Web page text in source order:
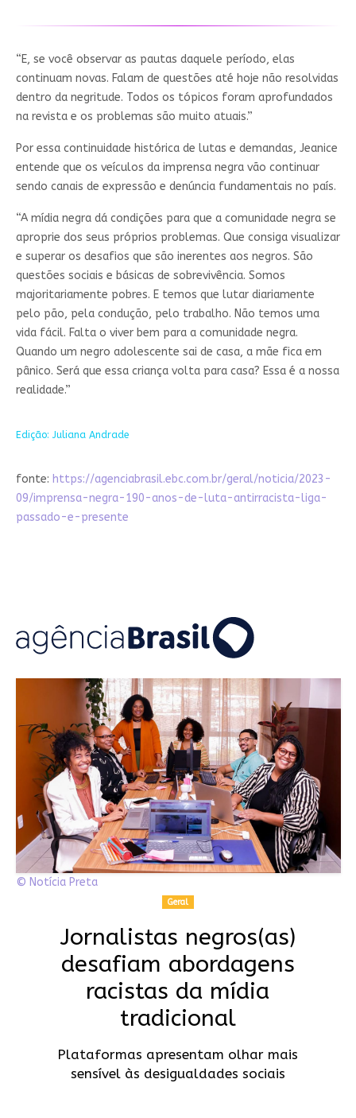
“E, se você observar as pautas daquele período, elas
continuam novas. Falam de questões até hoje não resolvidas
dentro da negritude. Todos os tópicos foram aprofundados
na revista e os problemas são muito atuais.”
Por essa continuidade histórica de lutas e demandas, Jeanice
entende que os veículos da imprensa negra vão continuar
sendo canais de expressão e denúncia fundamentais no país.
“A mídia negra dá condições para que a comunidade negra se
aproprie dos seus próprios problemas. Que consiga visualizar
e superar os desafios que são inerentes aos negros. São
questões sociais e básicas de sobrevivência. Somos
majoritariamente pobres. E temos que lutar diariamente
pelo pão, pela condução, pelo trabalho. Não temos uma
vida fácil. Falta o viver bem para a comunidade negra.
Quando um negro adolescente sai de casa, a mãe fica em
pânico. Será que essa criança volta para casa? Essa é a nossa
realidade.”
Edição: Juliana Andrade
fonte: https://agenciabrasil.ebc.com.br/geral/noticia/2023-
09/imprensa-negra-190-anos-de-luta-antirracista-liga-
passado-e-presente
© Notícia Preta
Geral
Jornalistas negros(as)
desafiam abordagens
racistas da mídia
tradicional
Plataformas apresentam olhar mais
sensível às desigualdades sociais